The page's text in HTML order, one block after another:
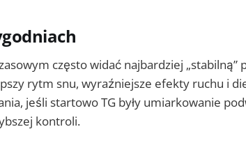
często widać najbardziej
rytm snu, wyraźniejsze efekty ruchu i
jeśli startowo TG były umiarkowanie
kontroli.